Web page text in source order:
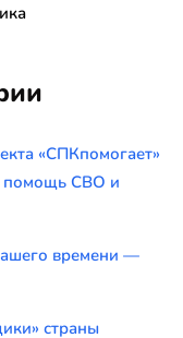
«СПКпомогает»
помощь СВО и
времени —
страны